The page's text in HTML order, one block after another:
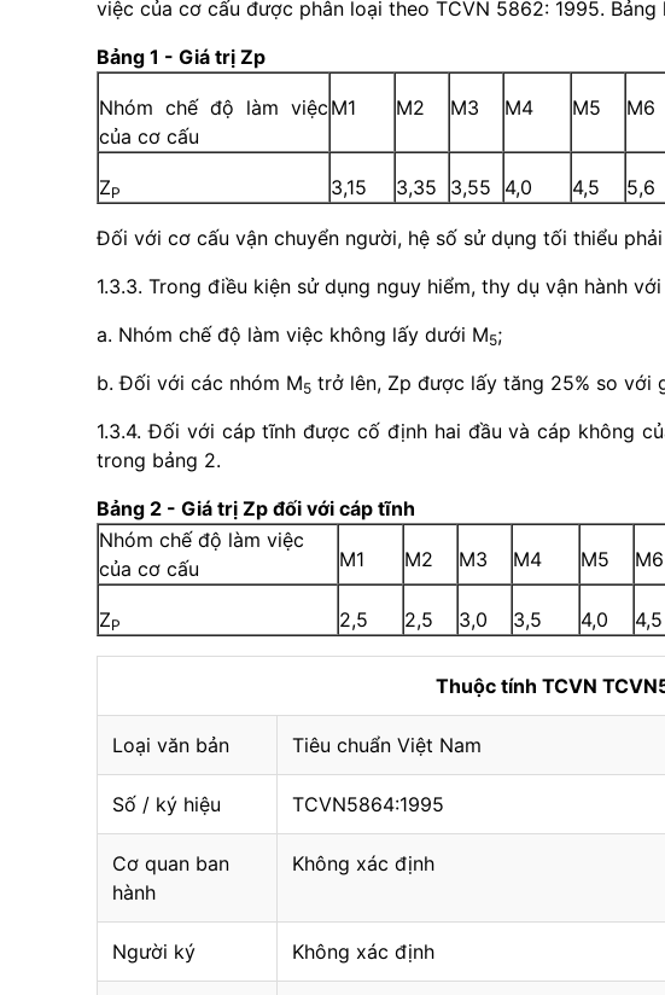
việc của cơ cấu được phân loại theo TCVN 5862: 1995.
Bảng 1 - Giá trị Zp
Nhóm chế độ làm việc
của cơ cấu
M1 M2 M3 M4 M5 M6
ZP 3,15 3,35 3,55 4,0 4,5 5,6
Đối với cơ cấu vận chuyển người, hệ số sử dụng tối thiểu
1.3.3. Trong điều kiện sử dụng nguy hiểm, thy dụ vận hành
a. Nhóm chế độ làm việc không lấy dưới M5;
b. Đối với các nhóm M5 trở lên, Zp được lấy tăng 25% so
1.3.4. Đối với cáp tĩnh được cố định hai đầu và cáp không
trong bảng 2.
Bảng 2 - Giá trị Zp đối với cáp tĩnh
Nhóm chế độ làm việc
của cơ cấu
M1 M2 M3 M4 M5 M6
ZP 2,5 2,5 3,0 3,5 4,0 4,5
Thuộc tính TCVN
Loại văn bản Tiêu chuẩn Việt Nam
Số / ký hiệu TCVN5864:1995
Cơ quan ban
hành
Không xác định
Người ký Không xác định